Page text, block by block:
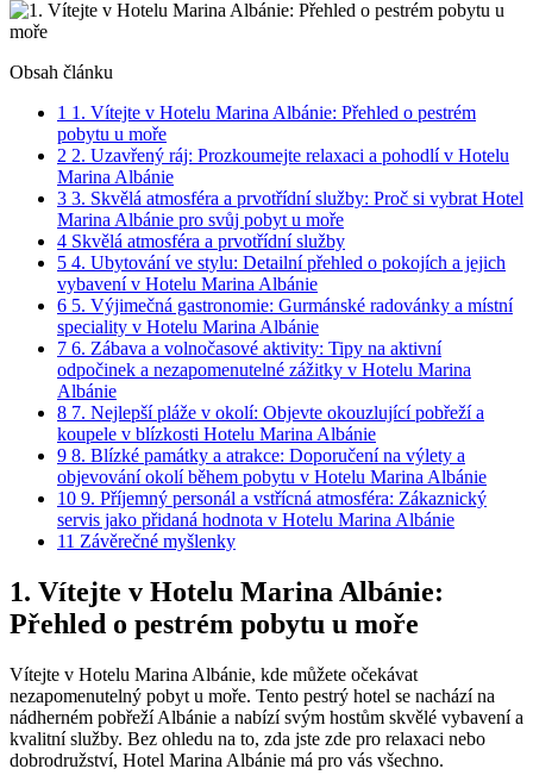
Obsah článku
1 1. Vítejte v ⁣Hotelu Marina⁤ Albánie: Přehled o pestrém
pobytu u ‍moře
2 2. Uzavřený ‍ráj: Prozkoumejte relaxaci ⁢a pohodlí‌ v ⁤Hotelu
Marina Albánie
3 3. Skvělá atmosféra ‍a‍ prvotřídní ​služby: Proč si vybrat Hotel
Marina Albánie pro svůj pobyt u moře
4 Skvělá atmosféra‍ a‍ prvotřídní služby
5 4.‍ Ubytování ⁤ve stylu: Detailní přehled⁢ o pokojích a jejich
vybavení‍ v Hotelu ⁣Marina Albánie
6 5. Výjimečná ⁣gastronomie: Gurmánské radovánky⁢ a místní
speciality v Hotelu⁤ Marina ‌Albánie
7 6. Zábava​ a ⁤volnočasové aktivity:‍ Tipy na aktivní
odpočinek​ a nezapomenutelné zážitky v Hotelu Marina
Albánie
8 7. ⁢Nejlepší pláže v okolí: Objevte ​okouzlující pobřeží a⁣
koupele ‌v​ blízkosti Hotelu Marina Albánie
9 8. Blízké ⁤památky‍ a atrakce: ‍Doporučení⁤ na ⁤výlety a‍
objevování⁣ okolí ⁢během pobytu v Hotelu Marina‍ Albánie
10 9. Příjemný ⁤personál a vstřícná‌ atmosféra: Zákaznický
⁤servis jako přidaná hodnota v Hotelu Marina ‌Albánie
11 Závěrečné myšlenky
1. Vítejte v ⁣Hotelu Marina⁤ Albánie:
Přehled o pestrém pobytu u ‍moře
Vítejte v ⁤Hotelu Marina Albánie, kde ​můžete očekávat​
nezapomenutelný pobyt u moře. Tento pestrý‍ hotel se ⁢nachází na
nádherném pobřeží Albánie a nabízí⁢ svým‍ hostům ‌skvělé vybavení a
kvalitní⁣ služby. ‌Bez ohledu na to, zda jste zde pro relaxaci nebo‌
dobrodružství,⁣ Hotel⁣ Marina Albánie má​ pro vás všechno.